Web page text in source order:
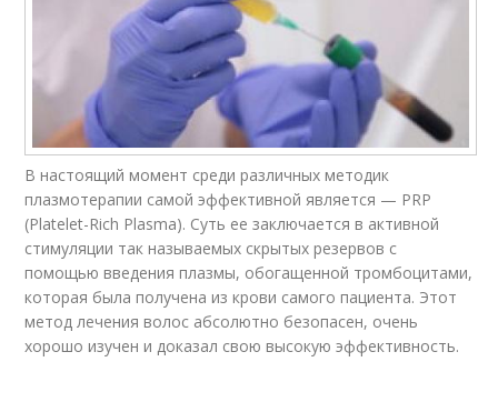
В настоящий момент среди различных методик
плазмотерапии самой эффективной является — PRP
(Platelet-Rich Plasma). Суть ее заключается в активной
стимуляции так называемых скрытых резервов с
помощью введения плазмы, обогащенной тромбоцитами,
которая была получена из крови самого пациента. Этот
метод лечения волос абсолютно безопасен, очень
хорошо изучен и доказал свою высокую эффективность.